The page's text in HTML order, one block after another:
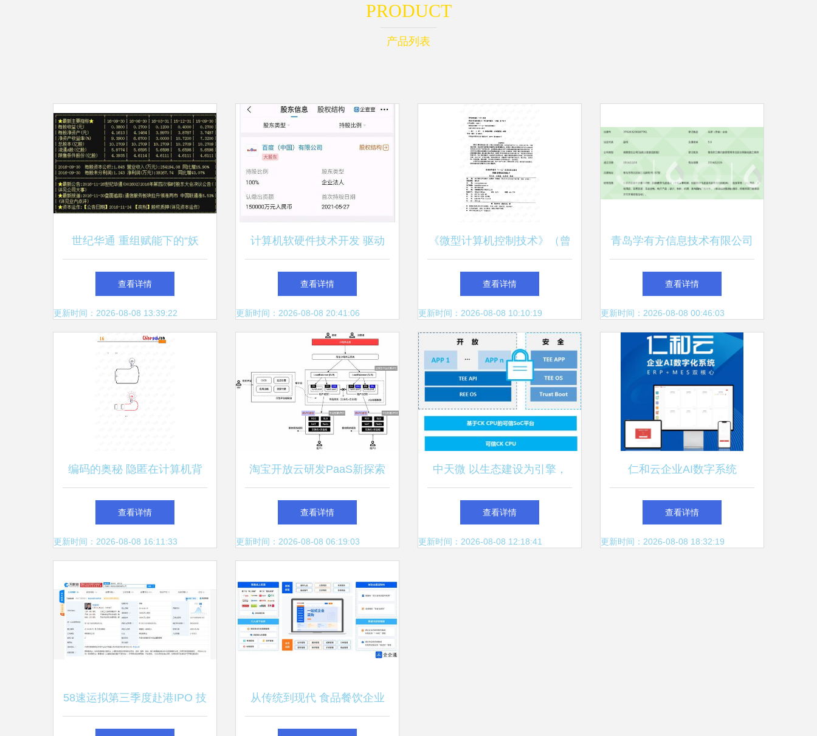
PRODUCT
产品列表
世纪华通 重组赋能下的“妖
股”潜质，利润暴增背后的软
硬件技术蓝图
查看详情
更新时间：2026-08-08 13:39:22
计算机软硬件技术开发 驱动
数字时代的双引擎
查看详情
更新时间：2026-08-08 20:41:06
《微型计算机控制技术》（曾
庆波 2007版）硬件开发文档
资源评介与计算机软硬件技术
开发浅析
查看详情
更新时间：2026-08-08 10:10:19
青岛学有方信息技术有限公司
专注计算机软硬件技术开发，
赋能数字化转型
查看详情
更新时间：2026-08-08 00:46:03
编码的奥秘 隐匿在计算机背
后的软硬件语言
查看详情
更新时间：2026-08-08 16:11:33
淘宝开放云研发PaaS新探索
聚石塔云托管技术引领计算机
软硬件技术开发创新
查看详情
更新时间：2026-08-08 06:19:03
中天微 以生态建设为引擎，
加速客户芯片产品开发与计算
机软硬件技术创新
查看详情
更新时间：2026-08-08 12:18:41
仁和云企业AI数字系统
ERP+MES双核心 中国原创软
件技术走向世界
查看详情
更新时间：2026-08-08 18:32:19
58速运拟第三季度赴港IPO 技 从传统到现代 食品餐饮企业